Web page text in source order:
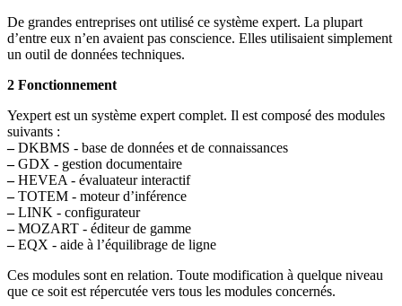
De grandes entreprises ont utilisé ce système expert. La plupart
d’entre eux n’en avaient pas conscience. Elles utilisaient simplement
un outil de données techniques.
2 Fonctionnement
Yexpert est un système expert complet. Il est composé des modules
suivants :
–DKBMS - base de données et de connaissances
–GDX - gestion documentaire
–HEVEA - évaluateur interactif
–TOTEM - moteur d’inférence
–LINK - configurateur
–MOZART - éditeur de gamme
–EQX - aide à l’équilibrage de ligne
Ces modules sont en relation. Toute modification à quelque niveau
que ce soit est répercutée vers tous les modules concernés.